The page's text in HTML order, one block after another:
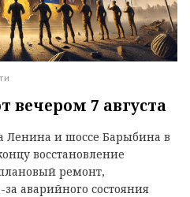
вечером 7 августа
Ленина и шоссе Барыбина в
восстановление
ремонт,
аварийного состояния